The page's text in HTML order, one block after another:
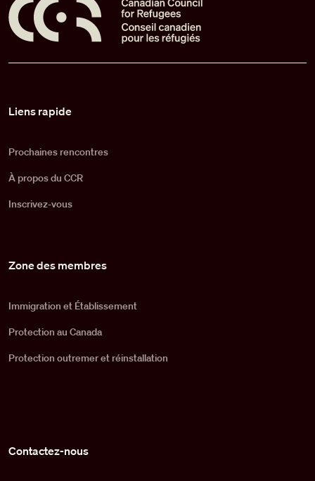
Liens rapide
Prochaines rencontres
À propos du CCR
Inscrivez-vous
Zone des membres
Immigration et Établissement
Protection au Canada
Protection outremer et réinstallation
Contactez-nous